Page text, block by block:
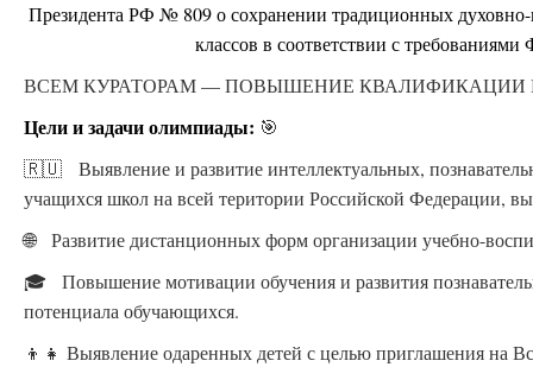
Президента РФ № 809 о сохранении традиционных
классов в соответствии с
ВСЕМ КУРАТОРАМ — ПОВЫШЕНИЕ КВАЛИФИКАЦИИ
Цели и задачи олимпиады: 🎯
🇷🇺 Выявление и развитие интеллектуальных,
учащихся школ на всей територии Российской Федерации,
🌐 Развитие дистанционных форм организации учебно-
🎓 Повышение мотивации обучения и развития
потенциала обучающихся.
👦👧 Выявление одаренных детей с целью приглашения на